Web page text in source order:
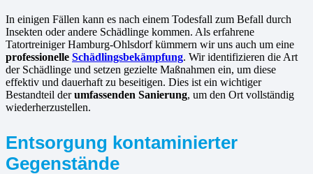
In einigen Fällen kann es nach einem Todesfall zum Befall durch
Insekten oder andere Schädlinge kommen. Als erfahrene
Tatortreiniger Hamburg-Ohlsdorf kümmern wir uns auch um eine
professionelle Schädlingsbekämpfung. Wir identifizieren die Art
der Schädlinge und setzen gezielte Maßnahmen ein, um diese
effektiv und dauerhaft zu beseitigen. Dies ist ein wichtiger
Bestandteil derumfassenden Sanierung, um den Ort vollständig
wiederherzustellen.
Entsorgung kontaminierter
Gegenstände